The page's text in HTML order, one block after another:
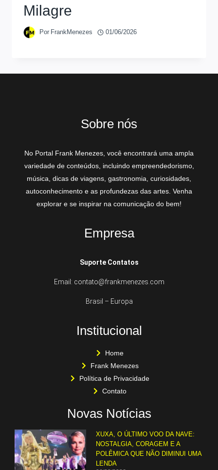
Milagre
Por FrankMenezes 01/06/2026
Sobre nós
No Portal Frank Menezes, você encontrará uma ampla
variedade de conteúdos, incluindo empreendedorismo,
música, dicas de viagens, gastronomia, curiosidades,
autoconhecimento e as profundezas das artes. Venha
explorar e se inspirar na comunicação do bem!
Empresa
Suporte Contatos
Email: contato@frankmenezes.com
Brasil – Europa
Institucional
Home
Frank Menezes
Política de Privacidade
Contato
Novas Notícias
XUXA, O ÚLTIMO VOO DA NAVE:
NOSTALGIA, CORAGEM E A
POLÊMICA QUE NÃO DIMINUI UMA
LENDA